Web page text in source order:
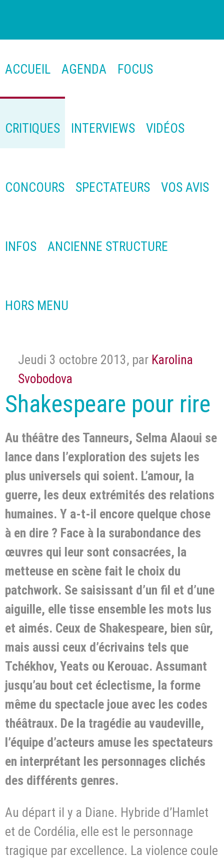
ACCUEIL AGENDA FOCUS
CRITIQUES INTERVIEWS VIDÉOS
CONCOURS SPECTATEURS VOS AVIS
INFOS ANCIENNE STRUCTURE
HORS MENU
Jeudi 3 octobre 2013, par Karolina
Svobodova
Shakespeare pour rire
Au théâtre des Tanneurs, Selma Alaoui se
lance dans l’exploration des sujets les
plus universels qui soient. L’amour, la
guerre, les deux extrémités des relations
humaines. Y a-t-il encore quelque chose
à en dire ? Face à la surabondance des
œuvres qui leur sont consacrées, la
metteuse en scène fait le choix du
patchwork. Se saisissant d’un fil et d’une
aiguille, elle tisse ensemble les mots lus
et aimés. Ceux de Shakespeare, bien sûr,
mais aussi ceux d’écrivains tels que
Tchékhov, Yeats ou Kerouac. Assumant
jusqu’au bout cet éclectisme, la forme
même du spectacle joue avec les codes
théâtraux. De la tragédie au vaudeville,
l’équipe d’acteurs amuse les spectateurs
en interprétant les personnages clichés
des différents genres.
Au départ il y a Diane. Hybride d’Hamlet
et de Cordélia, elle est le personnage
tragique par excellence. La violence coule